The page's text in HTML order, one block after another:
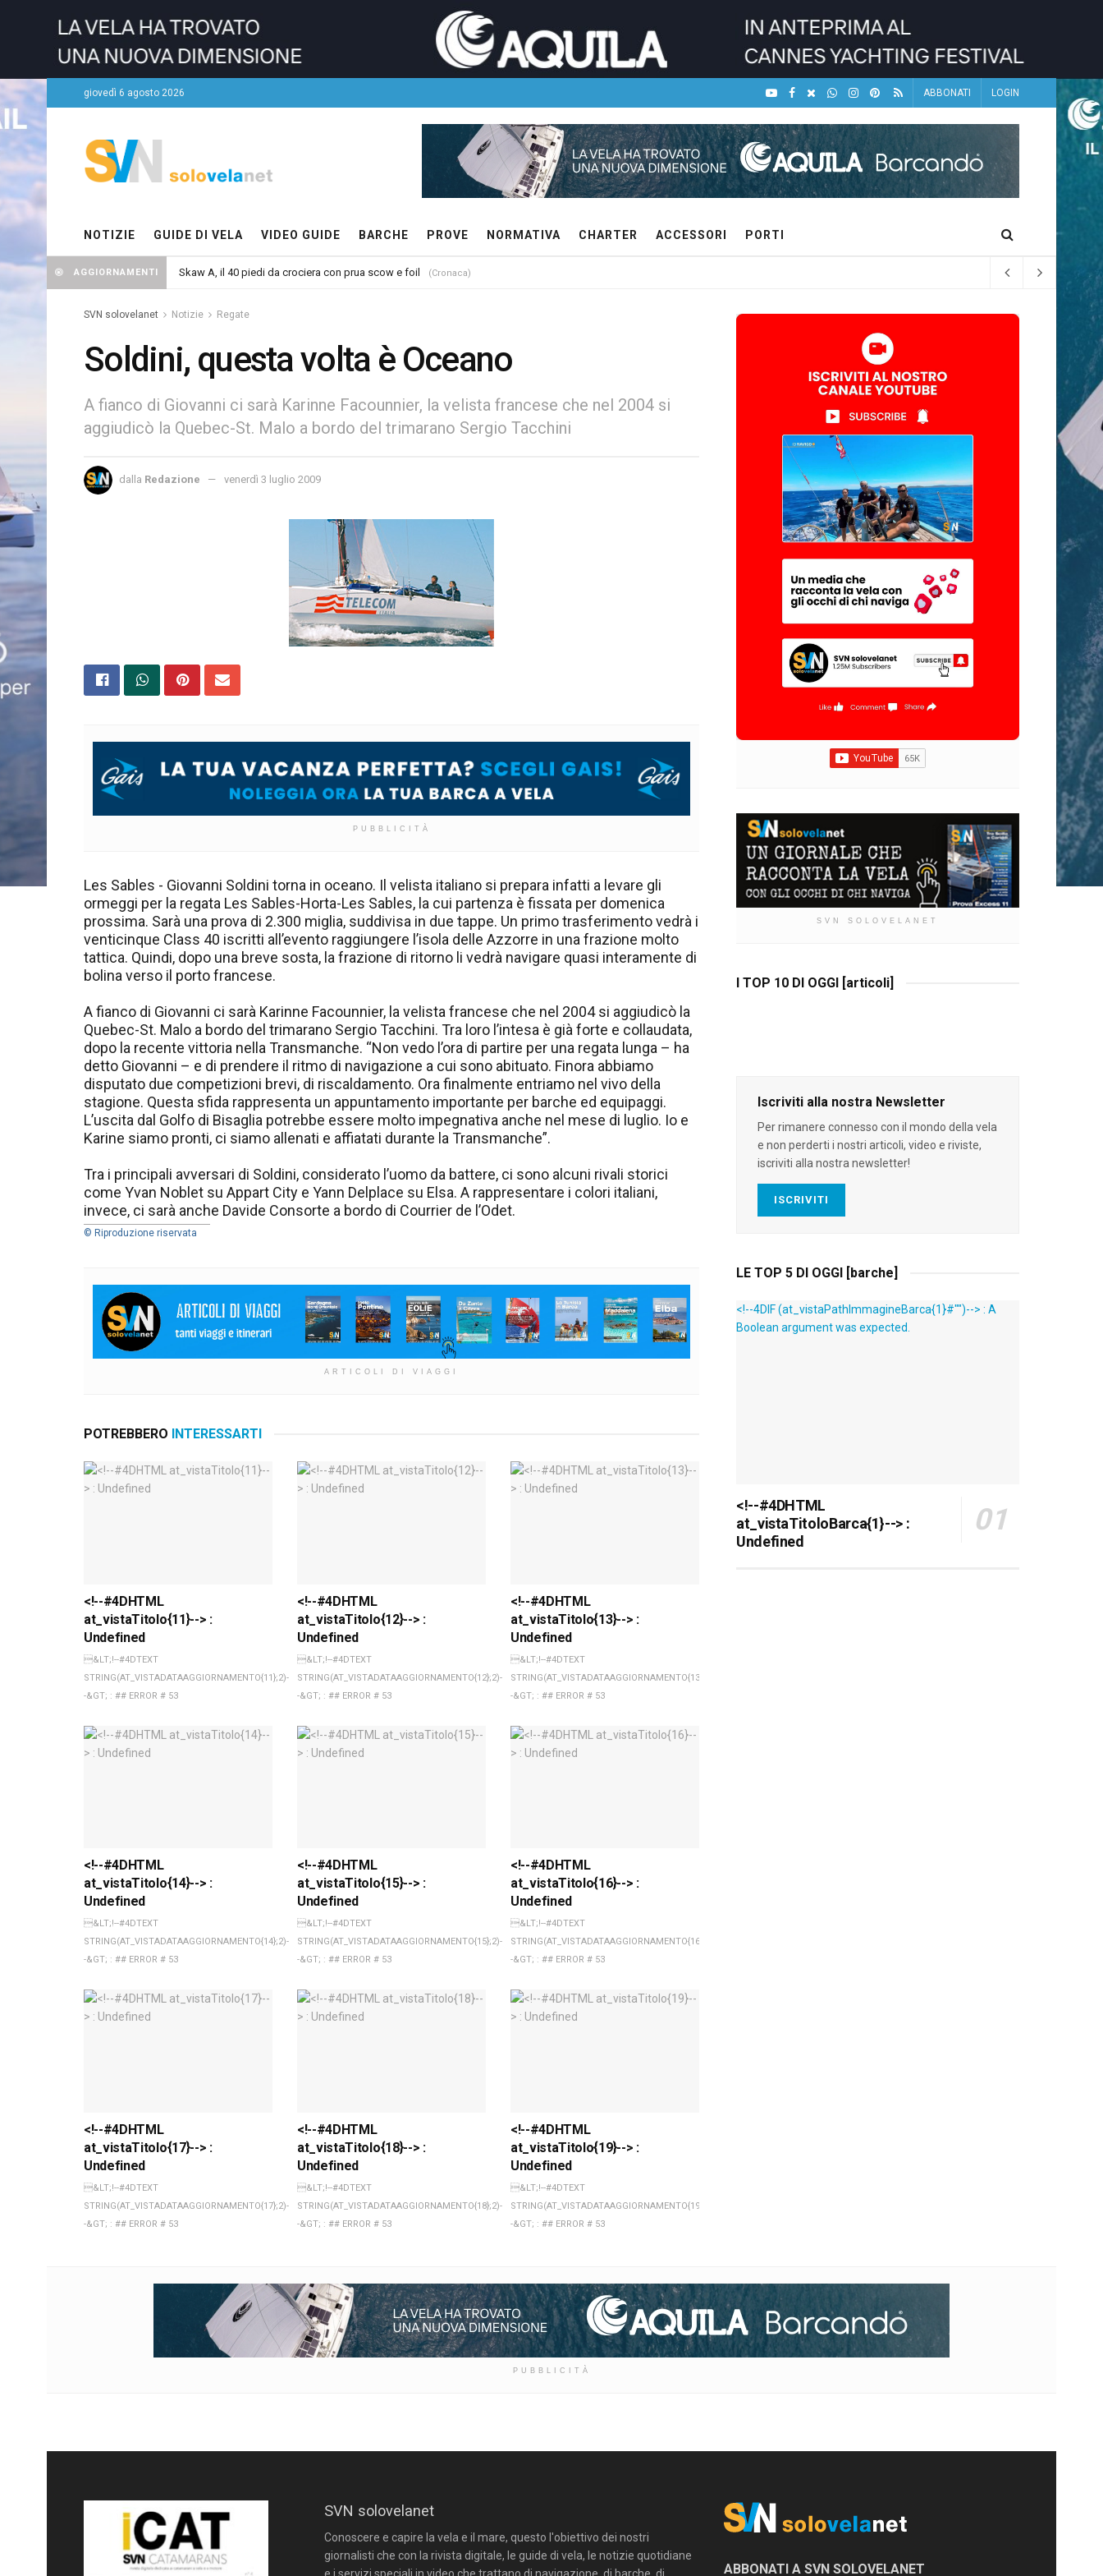
giovedì 6 agosto 2026 ABBONATI LOGIN
NOTIZIE GUIDE DI VELA VIDEO GUIDE BARCHE PROVE NORMATIVA CHARTER ACCESSORI PORTI
AGGIORNAMENTI Skaw A, il 40 piedi da crociera con prua scow e foil (Cronaca)
SVN solovelanet Notizie Regate
Soldini, questa volta è Oceano
A fianco di Giovanni ci sarà Karinne Facounnier, la velista francese che nel 2004 si
aggiudicò la Quebec-St. Malo a bordo del trimarano Sergio Tacchini
dalla Redazione venerdì 3 luglio 2009
PUBBLICITÀ
Les Sables - Giovanni Soldini torna in oceano. Il velista italiano si prepara infatti a levare gli
ormeggi per la regata Les Sables-Horta-Les Sables, la cui partenza è fissata per domenica
prossima. Sarà una prova di 2.300 miglia, suddivisa in due tappe. Un primo trasferimento vedrà i
venticinque Class 40 iscritti all’evento raggiungere l’isola delle Azzorre in una frazione molto
tattica. Quindi, dopo una breve sosta, la frazione di ritorno li vedrà navigare quasi interamente di
bolina verso il porto francese.
A fianco di Giovanni ci sarà Karinne Facounnier, la velista francese che nel 2004 si aggiudicò la
Quebec-St. Malo a bordo del trimarano Sergio Tacchini. Tra loro l’intesa è già forte e collaudata,
dopo la recente vittoria nella Transmanche. “Non vedo l’ora di partire per una regata lunga – ha
detto Giovanni – e di prendere il ritmo di navigazione a cui sono abituato. Finora abbiamo
disputato due competizioni brevi, di riscaldamento. Ora finalmente entriamo nel vivo della
stagione. Questa sfida rappresenta un appuntamento importante per barche ed equipaggi.
L’uscita dal Golfo di Bisaglia potrebbe essere molto impegnativa anche nel mese di luglio. Io e
Karine siamo pronti, ci siamo allenati e affiatati durante la Transmanche”.
Tra i principali avversari di Soldini, considerato l’uomo da battere, ci sono alcuni rivali storici
come Yvan Noblet su Appart City e Yann Delplace su Elsa. A rappresentare i colori italiani,
invece, ci sarà anche Davide Consorte a bordo di Courrier de l’Odet.
© Riproduzione riservata
ARTICOLI DI VIAGGI
POTREBBERO INTERESSARTI
<!--#4DHTML
at_vistaTitolo{11}--> :
Undefined
&LT;!--#4DTEXT
STRING(AT_VISTADATAAGGIORNAMENTO{11};2)-
-&GT; : ## ERROR # 53
<!--#4DHTML
at_vistaTitolo{12}--> :
Undefined
&LT;!--#4DTEXT
STRING(AT_VISTADATAAGGIORNAMENTO{12};2)-
-&GT; : ## ERROR # 53
<!--#4DHTML
at_vistaTitolo{13}--> :
Undefined
&LT;!--#4DTEXT
STRING(AT_VISTADATAAGGIORNAMENTO{13};2)-
-&GT; : ## ERROR # 53
<!--#4DHTML
at_vistaTitolo{14}--> :
Undefined
&LT;!--#4DTEXT
STRING(AT_VISTADATAAGGIORNAMENTO{14};2)-
-&GT; : ## ERROR # 53
<!--#4DHTML
at_vistaTitolo{15}--> :
Undefined
&LT;!--#4DTEXT
STRING(AT_VISTADATAAGGIORNAMENTO{15};2)-
-&GT; : ## ERROR # 53
<!--#4DHTML
at_vistaTitolo{16}--> :
Undefined
&LT;!--#4DTEXT
STRING(AT_VISTADATAAGGIORNAMENTO{16};2)-
-&GT; : ## ERROR # 53
<!--#4DHTML
at_vistaTitolo{17}--> :
Undefined
&LT;!--#4DTEXT
STRING(AT_VISTADATAAGGIORNAMENTO{17};2)-
-&GT; : ## ERROR # 53
<!--#4DHTML
at_vistaTitolo{18}--> :
Undefined
&LT;!--#4DTEXT
STRING(AT_VISTADATAAGGIORNAMENTO{18};2)-
-&GT; : ## ERROR # 53
<!--#4DHTML
at_vistaTitolo{19}--> :
Undefined
&LT;!--#4DTEXT
STRING(AT_VISTADATAAGGIORNAMENTO{19};2)-
-&GT; : ## ERROR # 53
SVN SOLOVELANET
I TOP 10 DI OGGI [articoli]
Iscriviti alla nostra Newsletter
Per rimanere connesso con il mondo della vela
e non perderti i nostri articoli, video e riviste,
iscriviti alla nostra newsletter!
ISCRIVITI
LE TOP 5 DI OGGI [barche]
<!--4DIF (at_vistaPathImmagineBarca{1}#"")--> : A
Boolean argument was expected.
<!--#4DHTML
at_vistaTitoloBarca{1}--> :
Undefined
PUBBLICITÀ
SVN solovelanet
Conoscere e capire la vela e il mare, questo l'obiettivo dei nostri
giornalisti che con la rivista digitale, le guide di vela, le notizie quotidiane
e i servizi speciali in video che trattano di navigazione, di barche, di
ABBONATI A SVN SOLOVELANET